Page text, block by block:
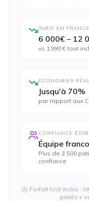
TARIF EN FRANCE
6 000€ – 12
vs 1 990 € tout
ÉCONOMIES
Jusqu'à 70%
par rapport aux
CONFIANCE
Équipe
Plus de 3 500
confiance
Forfait tout inclus :
privés +